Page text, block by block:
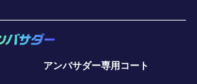
アンバサダー専用コート